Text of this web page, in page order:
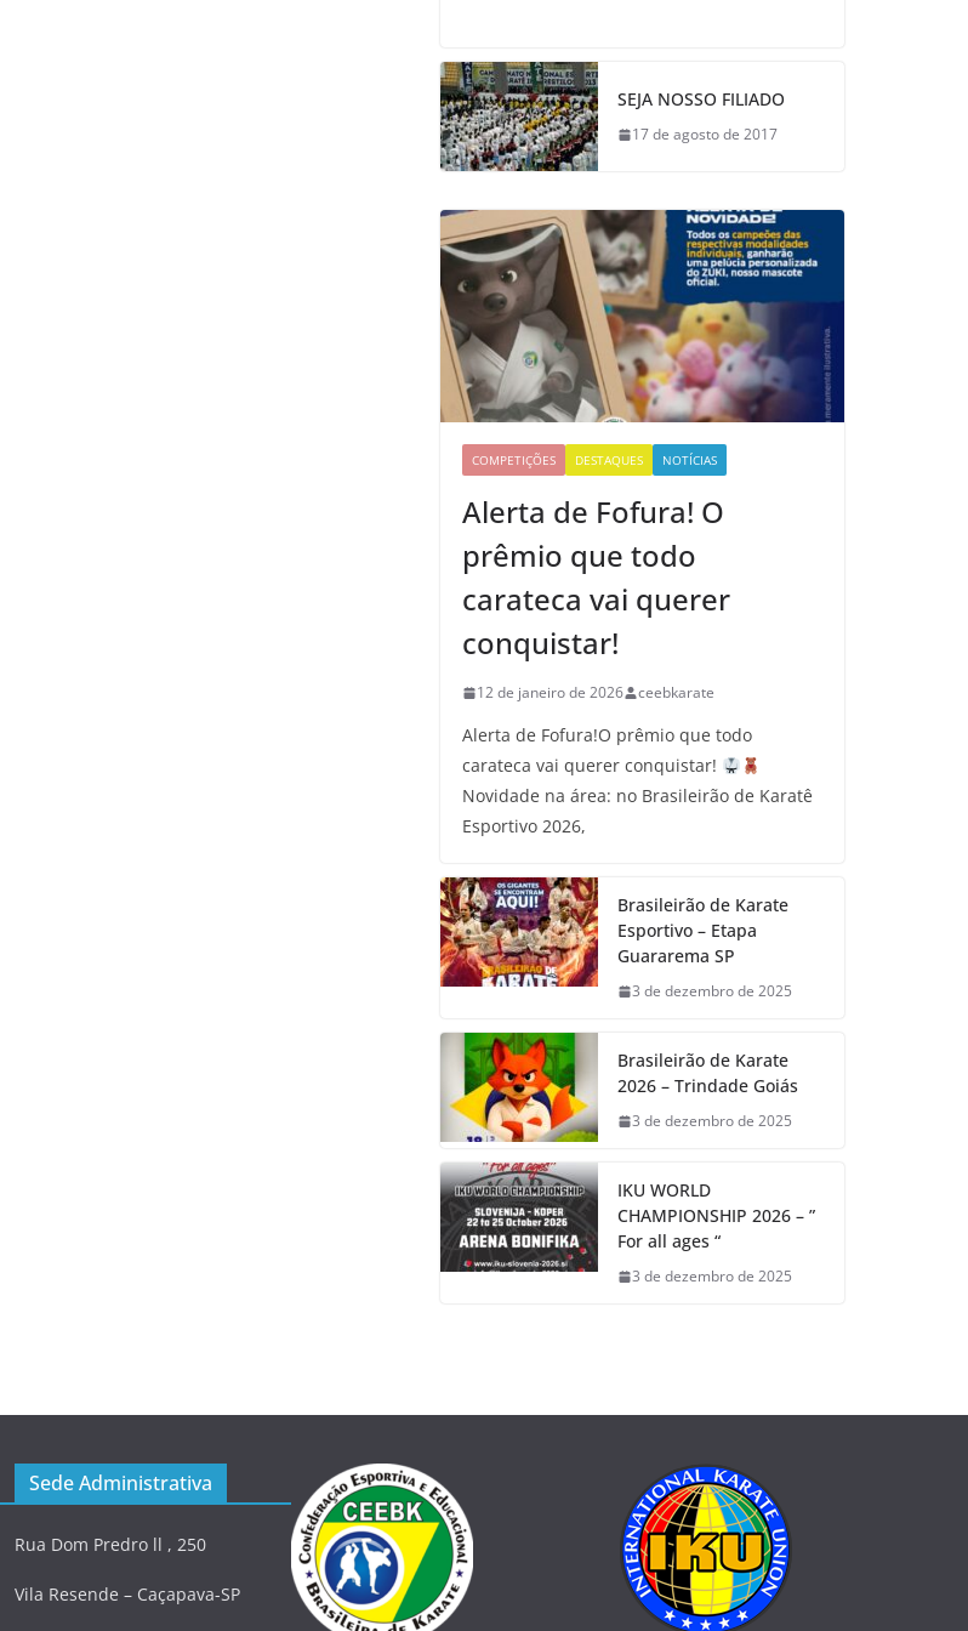
SEJA NOSSO FILIADO
17 de agosto de 2017
COMPETIÇÕES DESTAQUES NOTÍCIAS
Alerta de Fofura! O
prêmio que todo
carateca vai querer
conquistar!
12 de janeiro de 2026 ceebkarate
Alerta de Fofura!O prêmio que todo
carateca vai querer conquistar!
Novidade na área: no Brasileirão de Karatê
Esportivo 2026,
Brasileirão de Karate
Esportivo – Etapa
Guararema SP
3 de dezembro de 2025
Brasileirão de Karate
2026 – Trindade Goiás
3 de dezembro de 2025
IKU WORLD
CHAMPIONSHIP 2026 – ”
For all ages “
3 de dezembro de 2025
Sede Administrativa
Rua Dom Predro ll , 250
Vila Resende – Caçapava-SP